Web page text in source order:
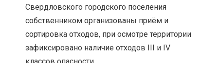
Свердловского городского поселения
собственником организованы приём и
сортировка отходов, при осмотре территории
зафиксировано наличие отходов III и IV